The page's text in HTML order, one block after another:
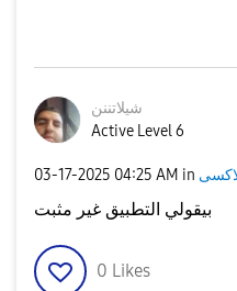
شيلاتننن
Active Level 6
‎03-17-2025 04:25 AM in
بيقولي التطبيق غير مثبت
0 Likes